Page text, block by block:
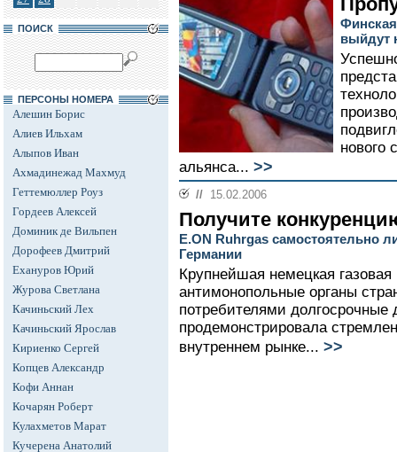
ПОИСК
ПЕРСОНЫ НОМЕРА
Алешин Борис
Алиев Ильхам
Алыпов Иван
Ахмадинежад Махмуд
Геттемюллер Роуз
Гордеев Алексей
Доминик де Вильпен
Дорофеев Дмитрий
Ехануров Юрий
Журова Светлана
Качиньский Лех
Качиньский Ярослав
Кириенко Сергей
Копцев Александр
Кофи Аннан
Кочарян Роберт
Кулахметов Марат
Кучерена Анатолий
выйдут
нового
альянса... >>
// 15.02.2006
Получите
E.ON Ruhrgas самостоятельно
Германии
Крупнейшая немецкая
антимонопольные органы
потребителями долгосрочные
продемонстрировала
внутреннем рынке... >>